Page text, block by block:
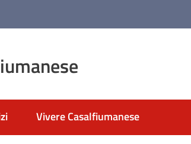
Vivere Casalfiumanese